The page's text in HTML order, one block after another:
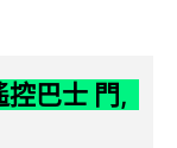
控巴士 門,